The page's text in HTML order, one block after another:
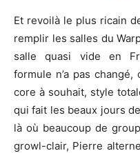
Et revoilà le plus ricain
remplir les salles du
salle quasi vide en
formule n’a pas
core à souhait, style
qui fait les beaux jours
là où beaucoup de
growl-clair, Pierre